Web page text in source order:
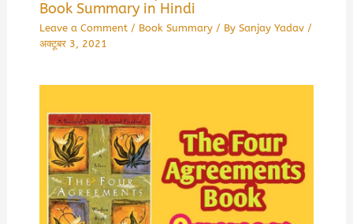
Book Summary in Hindi
Leave a Comment / Book Summary/ By Sanjay Yadav /
अक्टूबर 3, 2021